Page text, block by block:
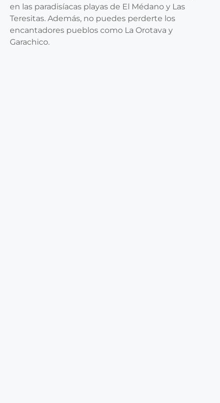
en las paradisíacas playas de El Médano y Las
Teresitas. Además, no puedes perderte los
encantadores pueblos como La Orotava y
Garachico.